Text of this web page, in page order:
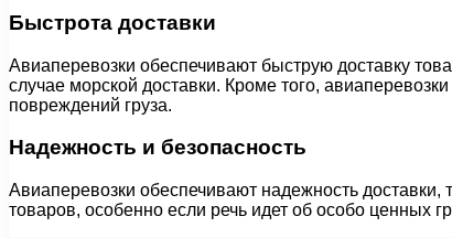
Быстрота доставки
Авиаперевозки обеспечивают быструю доставку
случае морской доставки. Кроме того,
повреждений груза.
Надежность и безопасность
Авиаперевозки обеспечивают надежность доставки,
товаров, особенно если речь идет об особо ценных